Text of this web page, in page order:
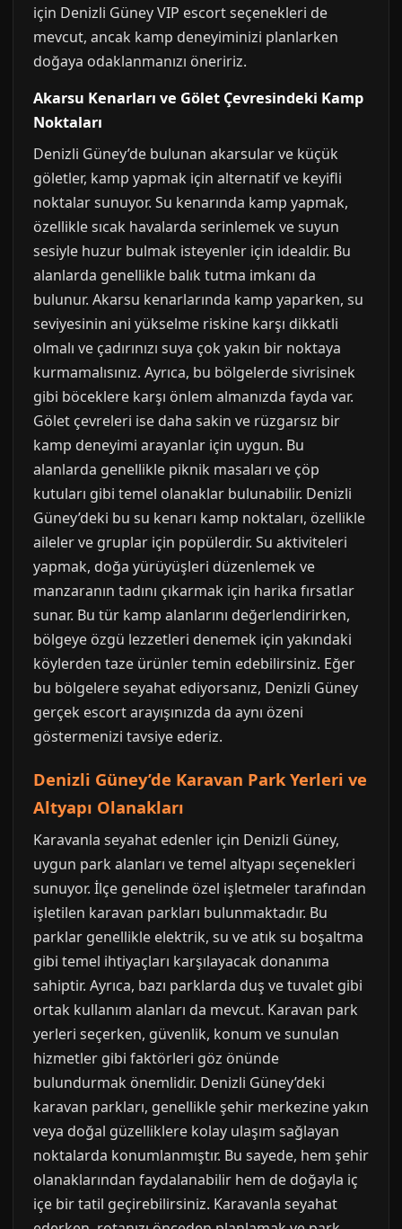
için Denizli Güney VIP escort seçenekleri de
mevcut, ancak kamp deneyiminizi planlarken
doğaya odaklanmanızı öneririz.
Akarsu Kenarları ve Gölet Çevresindeki Kamp
Noktaları
Denizli Güney’de bulunan akarsular ve küçük
göletler, kamp yapmak için alternatif ve keyifli
noktalar sunuyor. Su kenarında kamp yapmak,
özellikle sıcak havalarda serinlemek ve suyun
sesiyle huzur bulmak isteyenler için idealdir. Bu
alanlarda genellikle balık tutma imkanı da
bulunur. Akarsu kenarlarında kamp yaparken, su
seviyesinin ani yükselme riskine karşı dikkatli
olmalı ve çadırınızı suya çok yakın bir noktaya
kurmamalısınız. Ayrıca, bu bölgelerde sivrisinek
gibi böceklere karşı önlem almanızda fayda var.
Gölet çevreleri ise daha sakin ve rüzgarsız bir
kamp deneyimi arayanlar için uygun. Bu
alanlarda genellikle piknik masaları ve çöp
kutuları gibi temel olanaklar bulunabilir. Denizli
Güney’deki bu su kenarı kamp noktaları, özellikle
aileler ve gruplar için popülerdir. Su aktiviteleri
yapmak, doğa yürüyüşleri düzenlemek ve
manzaranın tadını çıkarmak için harika fırsatlar
sunar. Bu tür kamp alanlarını değerlendirirken,
bölgeye özgü lezzetleri denemek için yakındaki
köylerden taze ürünler temin edebilirsiniz. Eğer
bu bölgelere seyahat ediyorsanız, Denizli Güney
gerçek escort arayışınızda da aynı özeni
göstermenizi tavsiye ederiz.
Denizli Güney’de Karavan Park Yerleri ve
Altyapı Olanakları
Karavanla seyahat edenler için Denizli Güney,
uygun park alanları ve temel altyapı seçenekleri
sunuyor. İlçe genelinde özel işletmeler tarafından
işletilen karavan parkları bulunmaktadır. Bu
parklar genellikle elektrik, su ve atık su boşaltma
gibi temel ihtiyaçları karşılayacak donanıma
sahiptir. Ayrıca, bazı parklarda duş ve tuvalet gibi
ortak kullanım alanları da mevcut. Karavan park
yerleri seçerken, güvenlik, konum ve sunulan
hizmetler gibi faktörleri göz önünde
bulundurmak önemlidir. Denizli Güney’deki
karavan parkları, genellikle şehir merkezine yakın
veya doğal güzelliklere kolay ulaşım sağlayan
noktalarda konumlanmıştır. Bu sayede, hem şehir
olanaklarından faydalanabilir hem de doğayla iç
içe bir tatil geçirebilirsiniz. Karavanla seyahat